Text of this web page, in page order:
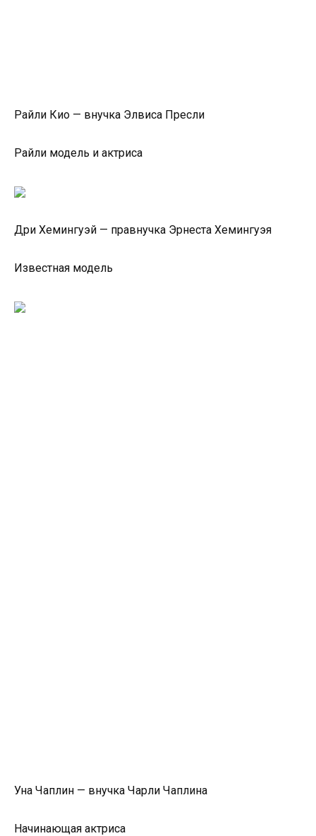
Райли Кио — внучка Элвиса Пресли
Райли модель и актриса
Дри Хемингуэй — правнучка Эрнеста Хемингуэя
Известная модель
Уна Чаплин — внучка Чарли Чаплина
Начинающая актриса